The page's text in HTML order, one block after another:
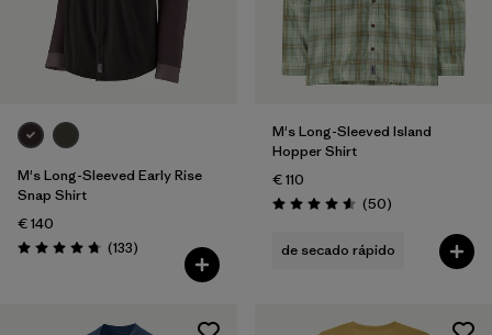
M's Long-Sleeved Early Rise
Snap Shirt
€ 140
Puntuación: 4.7 / 5
(133Reseñas
)
M's Long-Sleeved Island
Hopper Shirt
€ 110
Puntuación: 4.6 / 5
(50Reseñas
)
de secado rápido